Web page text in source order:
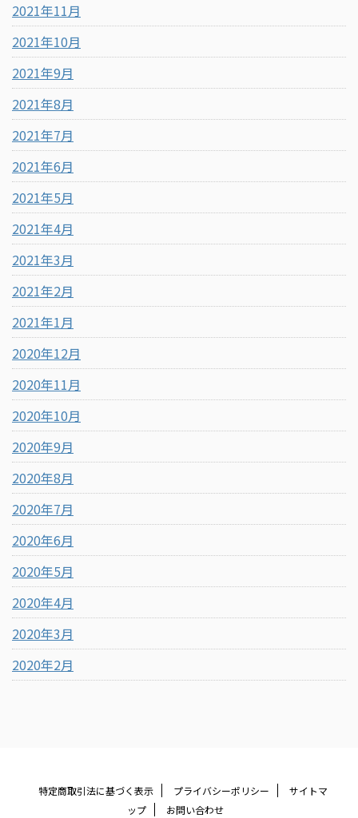
2021年11月
2021年10月
2021年9月
2021年8月
2021年7月
2021年6月
2021年5月
2021年4月
2021年3月
2021年2月
2021年1月
2020年12月
2020年11月
2020年10月
2020年9月
2020年8月
2020年7月
2020年6月
2020年5月
2020年4月
2020年3月
2020年2月
特定商取引法に基づく表示 プライバシーポリシー
サイトマ
ップ
お問い合わせ